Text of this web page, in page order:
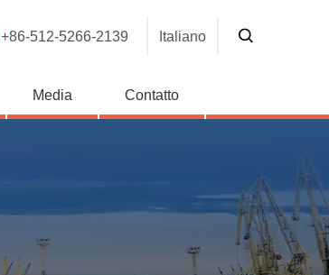
+86-512-5266-2139 Italiano
Media Contatto